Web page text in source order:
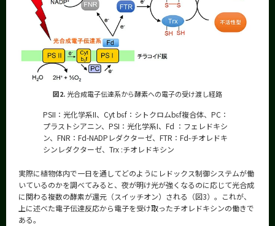
図2. 光合成電子伝達系から酵素への電子の受け渡し経路
PSII：光化学系II、Cyt b6f：シトクロムb6f複合体、PC：
プラストシアニン、PSI：光化学系I、Fd ：フェレドキシ
ン、FNR：Fd-NADPレダクターゼ、FTR：Fd-チオレドキ
シンレダクターゼ、Trx :チオレドキシン
実際に植物体内で一日を通してどのようにレドックス制御システムが働
いているのかを調べてみると、夜が明け光が強くなるのに応じて光合成
に関わる複数の酵素が還元（スイッチオン）される（図3）。これが、
上に述べた電子伝達反応から電子を受け取ったチオレドキシンの働きで
ある。